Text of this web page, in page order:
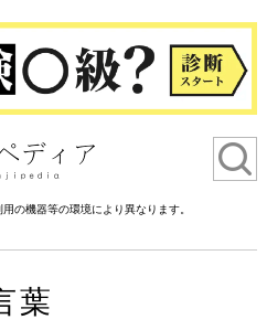
の機器等の環境により異なります。
葉